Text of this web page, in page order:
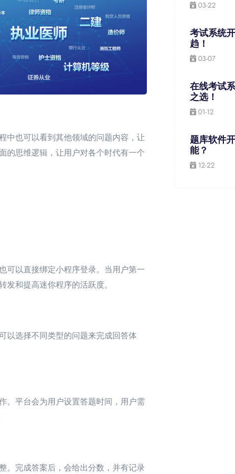
中也可以看到其他领域的问题内容，让
的思维逻辑，让用户对各个时代有一个
可以直接绑定小程序登录。当用户第一
和提高迷你程序的活跃度。
以选择不同类型的问题来完成回答体
。平台会为用户设置答题时间，用户需
。完成答案后，会给出分数，并有记录
03-22
考试系统
趋！
03-07
在线考试
之选！
01-12
题库软件
能？
12-22